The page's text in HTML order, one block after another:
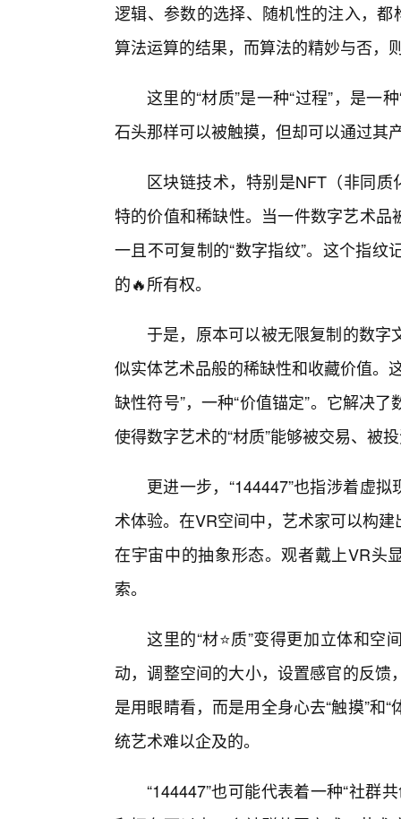
逻辑、参数的选择、随机性的注入，
算法运算的结果，而算法的精妙与否，
这里的“材质”是一种“过程”，是一
石头那样可以被触摸，但却可以通过其
区块链技术，特别是NFT（非同质
特的价值和稀缺性。当一件数字艺术品
一且不可复制的“数字指纹”。这个指
的🔥所有权。
于是，原本可以被无限复制的数字
似实体艺术品般的稀缺性和收藏价值。
缺性符号”，一种“价值锚定”。它解决
使得数字艺术的“材质”能够被交易、被
更进一步，“144447”也指涉着虚
术体验。在VR空间中，艺术家可以构
在宇宙中的抽象形态。观者戴上VR头
索。
这里的“材⭐质”变得更加立体和空
动，调整空间的大小，设置感官的反
是用眼睛看，而是用全身心去“触摸”和
统艺术难以企及的。
“144447”也可能代表着一种“社群